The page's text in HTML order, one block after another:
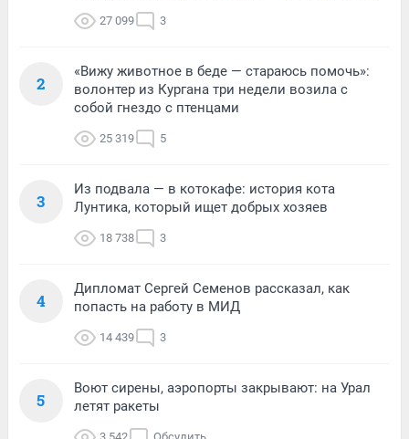
27 099 3
2
«Вижу животное в беде — стараюсь помочь»:
волонтер из Кургана три недели возила с
собой гнездо с птенцами
25 319 5
3
Из подвала — в котокафе: история кота
Лунтика, который ищет добрых хозяев
18 738 3
4
Дипломат Сергей Семенов рассказал, как
попасть на работу в МИД
14 439 3
5
Воют сирены, аэропорты закрывают: на Урал
летят ракеты